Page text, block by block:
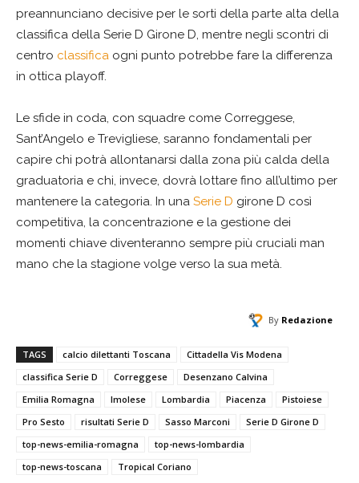
preannunciano decisive per le sorti della parte alta della
classifica della Serie D Girone D, mentre negli scontri di
centro classifica ogni punto potrebbe fare la differenza
in ottica playoff.
Le sfide in coda, con squadre come Correggese,
Sant’Angelo e Trevigliese, saranno fondamentali per
capire chi potrà allontanarsi dalla zona più calda della
graduatoria e chi, invece, dovrà lottare fino all’ultimo per
mantenere la categoria. In una Serie D girone D così
competitiva, la concentrazione e la gestione dei
momenti chiave diventeranno sempre più cruciali man
mano che la stagione volge verso la sua metà.
By Redazione
TAGS calcio dilettanti Toscana
Cittadella Vis Modena
classifica Serie D
Correggese
Desenzano Calvina
Emilia Romagna
Imolese Lombardia Piacenza
Pistoiese
Pro Sesto
risultati Serie D Sasso Marconi
Serie D Girone D
top-news-emilia-romagna
top-news-lombardia
top-news-toscana
Tropical Coriano